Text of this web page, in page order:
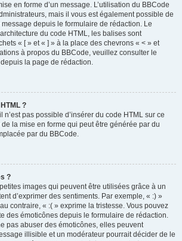
en forme d’un message. L’utilisation du BBCode
mais il vous est également possible de
depuis le formulaire de rédaction. Le
du code HTML, les balises sont
« [ » et « ] » à la place des chevrons « < » et
à propos du BBCode, veuillez consulter le
la page de rédaction.
?
n’est pas possible d’insérer du code HTML sur ce
la mise en forme qui peut être générée par du
par du BBCode.
?
images qui peuvent être utilisées grâce à un
d’exprimer des sentiments. Par exemple, « :) »
contraire, « :( » exprime la tristesse. Vous pouvez
des émoticônes depuis le formulaire de rédaction.
pas abuser des émoticônes, elles peuvent
illisible et un modérateur pourrait décider de le